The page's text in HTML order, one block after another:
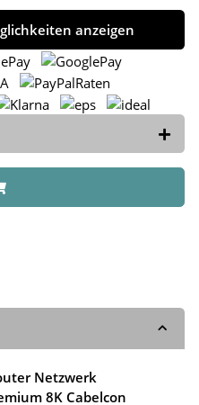
anzeigen
Netzwerk
8K Cabelcon